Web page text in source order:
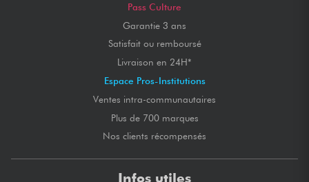
Pass Culture
Garantie 3 ans
Satisfait ou remboursé
Livraison en 24H*
Espace Pros-Institutions
Ventes intra-communautaires
Plus de 700 marques
Nos clients récompensés
Infos utiles